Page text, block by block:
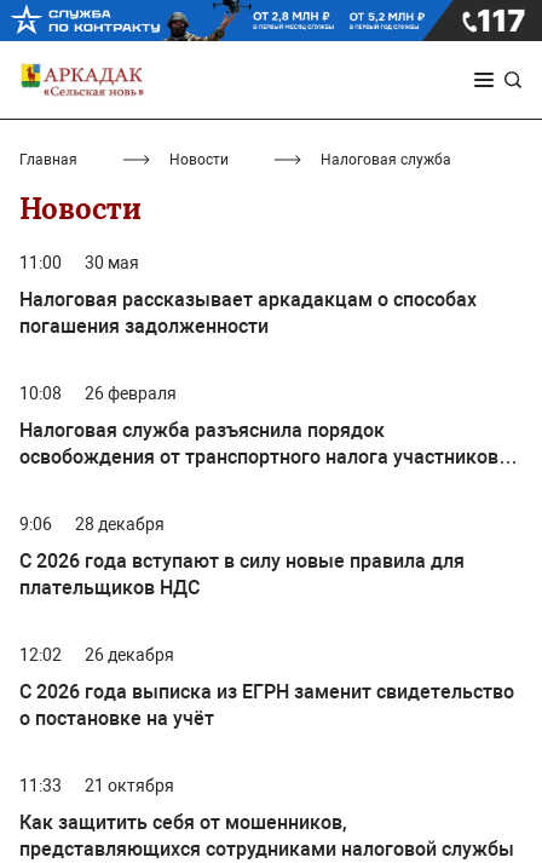
Главная Новости Налоговая служба
Новости
11:00 30 мая
Налоговая рассказывает аркадакцам о способах
погашения задолженности
10:08 26 февраля
Налоговая служба разъяснила порядок
освобождения от транспортного налога участников
9:06 28 декабря
С 2026 года вступают в силу новые правила для
плательщиков НДС
12:02 26 декабря
С 2026 года выписка из ЕГРН заменит свидетельство
о постановке на учёт
11:33 21 октября
Как защитить себя от мошенников,
представляющихся сотрудниками налоговой службы